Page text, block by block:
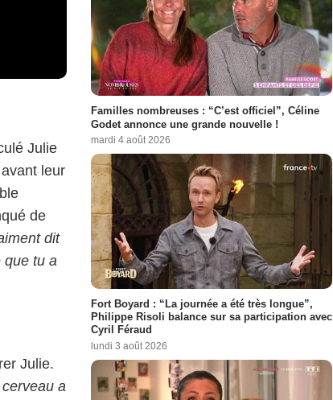
Julie
leur
de
dit
que tu a
Julie.
a
Familles nombreuses : “C’est officiel”, Céline
Godet annonce une grande nouvelle !
mardi 4 août 2026
Fort Boyard : “La journée a été très longue”,
Philippe Risoli balance sur sa participation avec
Cyril Féraud
lundi 3 août 2026